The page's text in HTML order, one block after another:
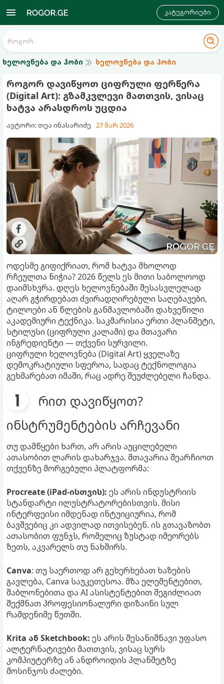
კატეგორიები
ხელოვნება და ჰობი ხელოვნება და ჰობი
როგორ დავიწყოთ ციფრული ფერწერა
(Digital Art): გზამკვლევი მათთვის, ვისაც
ხატვა არასდროს უცდია
ავტორი: თეა ინასარიძე 27 მარ 2026
ოდესმე გიფიქრიათ, რომ ხატვა მხოლოდ
რჩეულთა ნიჭია? 2026 წელს ეს მითი საბოლოოდ
დაიმსხვრა. დღეს ხელოვნებაში შესასვლელად
აღარ გჭირდებათ ძვირადღირებული საღებავები,
ტილოები ან წლების განმავლობაში დახვეწილი
აკადემიური ტექნიკა. საკმარისია ერთი პლანშეტი,
სტილუსი (ციფრული კალამი) და მთავარი
ინგრედიენტი — თქვენი სურვილი.
ციფრული ხელოვნება (Digital Art) ყველაზე
დემოკრატიული სფეროა, სადაც ტექნოლოგია
გეხმარებათ იმაში, რაც ადრე შეუძლებელი ჩანდა.
რით დავიწყოთ?
ინსტრუმენტების არჩევანი
თუ დამწყები ხართ, არ არის აუცილებელი
ათასობით ლარის დახარჯვა. მთავარია შეარჩიოთ
თქვენზე მორგებული პლატფორმა:
Procreate (iPad-ისთვის): ეს არის ინდუსტრიის
სტანდარტი ილუსტრატორებისთვის. მისი
ინტერფეისი იმდენად ინტუიციურია, რომ
ბავშვებიც კი ადვილად ითვისებენ. ის გთავაზობთ
ათასობით ფუნჯს, რომელიც ზუსტად იმეორებს
ზეთს, აკვარელს თუ ნახშირს.
Canva: თუ საერთოდ არ გეხერხებათ ხაზების
გავლება, Canva საუკეთესოა. მზა ელემენტებით,
შაბლონებითა და AI ასისტენტებით შეგიძლიათ
შექმნათ პროფესიონალური დიზაინი სულ
რამდენიმე წუთში.
Krita ან Sketchbook: ეს არის შესანიშნავი უფასო
ალტერნატივები მათთვის, ვისაც სურს
კომპიუტერზე ან ანდროიდის პლანშეტზე
მოსინჯოს ძალები.